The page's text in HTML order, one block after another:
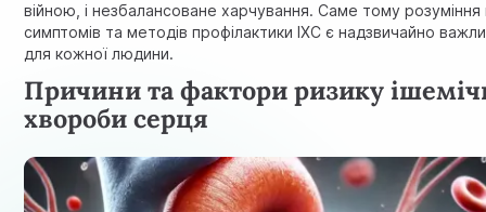
війною, і незбалансоване харчування. Саме тому розуміння
симптомів та методів профілактики ІХС є надзвичайно
для кожної людини.
Причини та фактори ризику
хвороби серця